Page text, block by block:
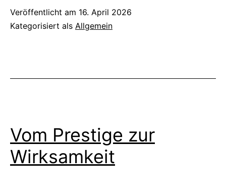
Veröffentlicht am 16. April 2026
Kategorisiert als Allgemein
Vom Prestige zur
Wirksamkeit